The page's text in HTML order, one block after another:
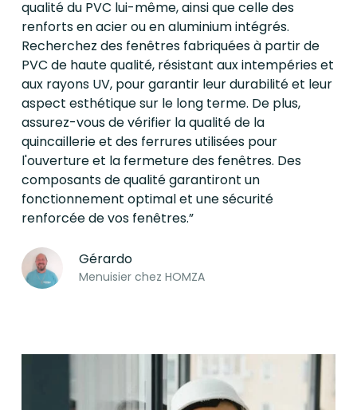
qualité du PVC lui-même, ainsi que celle des
renforts en acier ou en aluminium intégrés.
Recherchez des fenêtres fabriquées à partir de
PVC de haute qualité, résistant aux intempéries et
aux rayons UV, pour garantir leur durabilité et leur
aspect esthétique sur le long terme. De plus,
assurez-vous de vérifier la qualité de la
quincaillerie et des ferrures utilisées pour
l'ouverture et la fermeture des fenêtres. Des
composants de qualité garantiront un
fonctionnement optimal et une sécurité
renforcée de vos fenêtres.”
Gérardo
Menuisier chez HOMZA